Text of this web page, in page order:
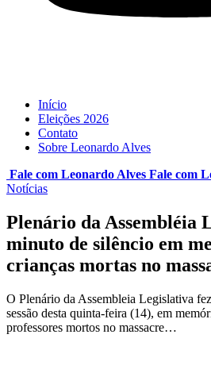
Início
Eleições 2026
Contato
Sobre Leonardo Alves
Fale com Leonardo Alves Fale com
Notícias
Plenário da Assembléia
minuto de silêncio em
crianças mortas no
O Plenário da Assembleia Legislativa
sessão desta quinta-feira (14), em
professores mortos no massacre…